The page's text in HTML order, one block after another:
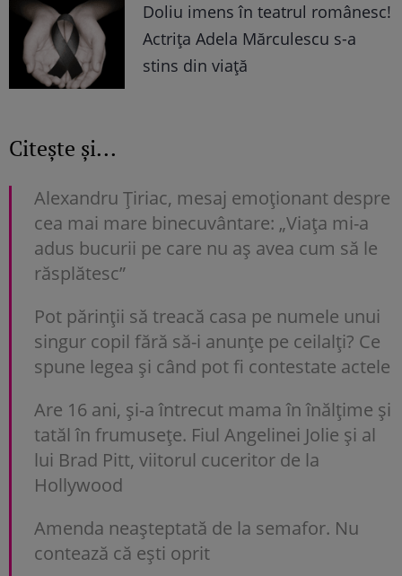
Doliu imens în teatrul românesc!
Actrița Adela Mărculescu s-a
stins din viață
Citește și...
Alexandru Țiriac, mesaj emoționant despre
cea mai mare binecuvântare: „Viața mi-a
adus bucurii pe care nu aș avea cum să le
răsplătesc”
Pot părinții să treacă casa pe numele unui
singur copil fără să-i anunțe pe ceilalți? Ce
spune legea și când pot fi contestate actele
Are 16 ani, și-a întrecut mama în înălțime și
tatăl în frumusețe. Fiul Angelinei Jolie și al
lui Brad Pitt, viitorul cuceritor de la
Hollywood
Amenda neașteptată de la semafor. Nu
contează că ești oprit